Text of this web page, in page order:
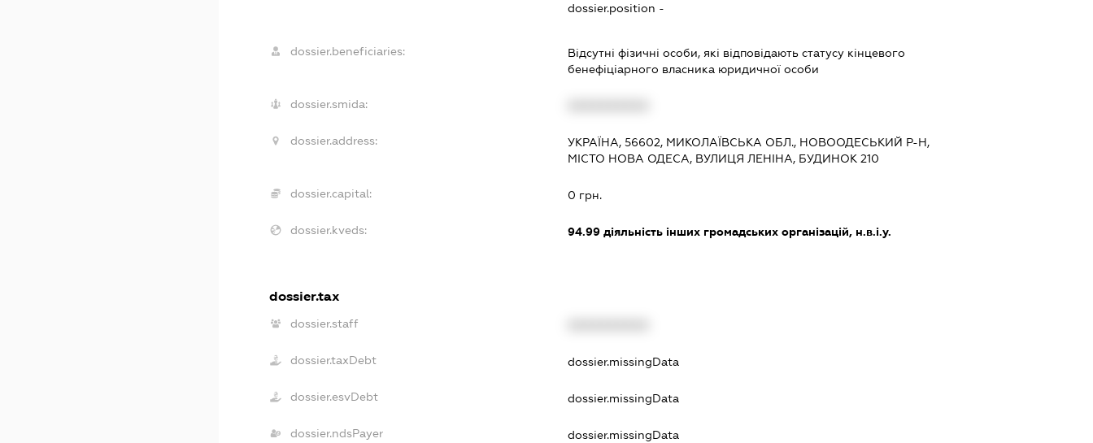
dossier.position -
dossier.beneficiaries:
Відсутні фізичні особи, які відповідають статусу кінцевого
бенефіціарного власника юридичної особи
dossier.smida:
dossier.address:
УКРАЇНА, 56602, МИКОЛАЇВСЬКА ОБЛ., НОВООДЕСЬКИЙ Р-Н,
МІСТО НОВА ОДЕСА, ВУЛИЦЯ ЛЕНІНА, БУДИНОК 210
dossier.capital: 0 грн.
dossier.kveds: 94.99 діяльність інших громадських організацій, н.в.і.у.
dossier.tax
dossier.staff
dossier.taxDebt dossier.missingData
dossier.esvDebt dossier.missingData
dossier.ndsPayer dossier.missingData